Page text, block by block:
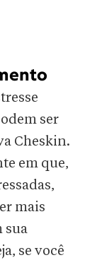
ser
Cheskin.
em que,
mais
sua
se você